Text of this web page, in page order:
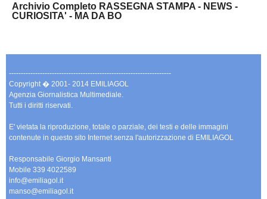
Archivio Completo RASSEGNA STAMPA - NEWS -
CURIOSITA' - MA DA BO
--------------------------------------------------------------------
Copyright � 2001- 2014 EMILIAGOL
Agenzia Giornalistica Multimediale.
Tutti i diritti riservati.
E' vietata la riproduzione, totale o parziale, dei testi e delle immagini
contenute in questo sito Internet senza l'autorizzazione di EMILIAGOL
Responsabile Giorgio Mansanti
Mobile 339 4022589
info@emiliagol.it
manso@emiliagol.it